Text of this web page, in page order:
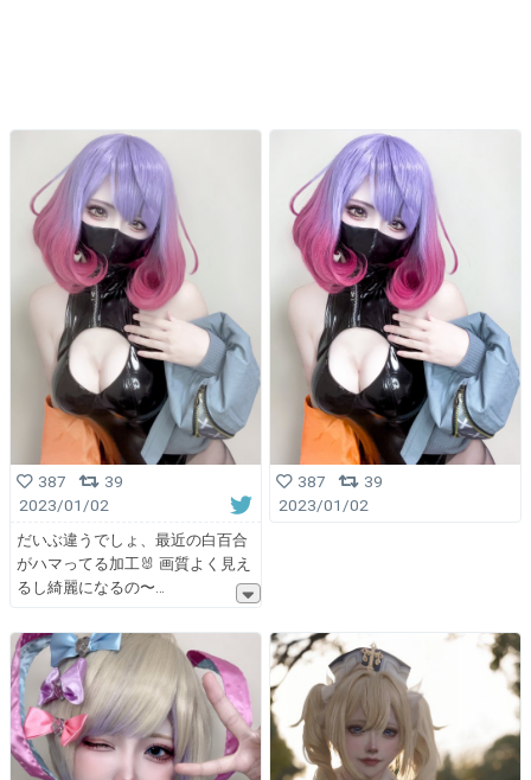
387
39
2023/01/02
だいぶ違うでしょ、最近の白百合
がハマってる加工🐰 画質よく見え
るし綺麗になるの〜
387
39
2023/01/02